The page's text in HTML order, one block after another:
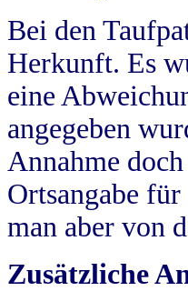
Bei den
Herkunft. Es
eine
angegeben
Annahme
Ortsangabe
man aber von
Zusätzliche